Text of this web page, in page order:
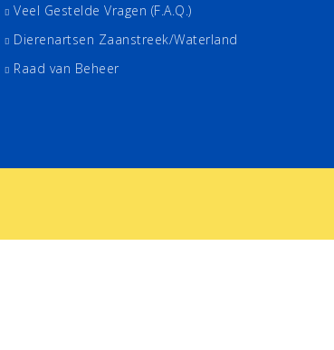
Veel Gestelde Vragen (F.A.Q.)
Dierenartsen Zaanstreek/Waterland
Raad van Beheer